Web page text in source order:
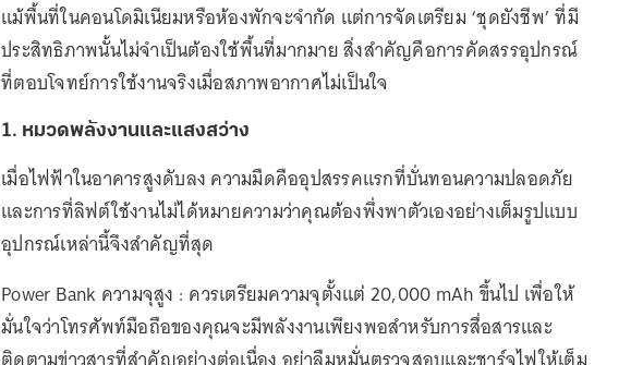
แม้พื้นที่ในคอนโดมิเนียมหรือห้องพักจะจำกัด แต่การจัดเตรียม ‘ชุดยังชีพ’ ที่มี
ประสิทธิภาพนั้นไม่จำเป็นต้องใช้พื้นที่มากมาย สิ่งสำคัญคือการคัดสรรอุปกรณ์
ที่ตอบโจทย์การใช้งานจริงเมื่อสภาพอากาศไม่เป็นใจ
1. หมวดพลังงานและแสงสว่าง
เมื่อไฟฟ้าในอาคารสูงดับลง ความมืดคืออุปสรรคแรกที่บั่นทอนความปลอดภัย
และการที่ลิฟต์ใช้งานไม่ได้หมายความว่าคุณต้องพึ่งพาตัวเองอย่างเต็มรูปแบบ
อุปกรณ์เหล่านี้จึงสำคัญที่สุด
Power Bank ความจุสูง : ควรเตรียมความจุตั้งแต่ 20,000 mAh ขึ้นไป เพื่อให้
มั่นใจว่าโทรศัพท์มือถือของคุณจะมีพลังงานเพียงพอสำหรับการสื่อสารและ